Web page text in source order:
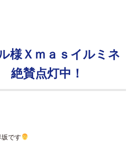
様Ｘｍａｓイルミネ
絶賛点灯中！
坂です